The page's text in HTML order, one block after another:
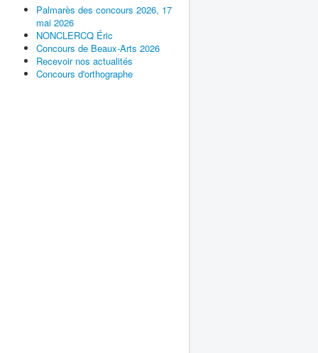
Palmarès des concours 2026, 17
mai 2026
NONCLERCQ Éric
Concours de Beaux-Arts 2026
Recevoir nos actualités
Concours d'orthographe